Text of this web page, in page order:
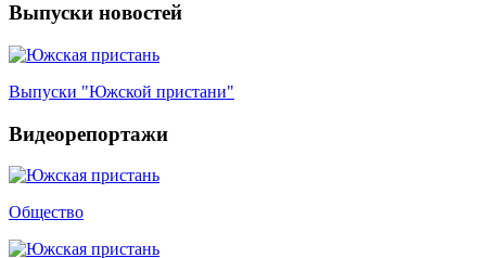
Выпуски новостей
Выпуски "Южской пристани"
Видеорепортажи
Общество